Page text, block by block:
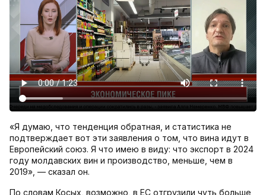
«Я думаю, что тенденция обратная, и статистика не
подтверждает вот эти заявления о том, что вина идут в
Европейский союз. Я что имею в виду: что экспорт в 2024
году молдавских вин и производство, меньше, чем в
2019», — сказал он.
По словам Косых, возможно, в ЕС отгрузили чуть больше